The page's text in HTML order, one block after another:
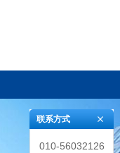
联系方式
010-56032126